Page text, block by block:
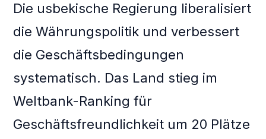
Die usbekische Regierung liberalisiert
die Währungspolitik und verbessert
die Geschäftsbedingungen
systematisch. Das Land stieg im
Weltbank-Ranking für
Geschäftsfreundlichkeit um 20 Plätze